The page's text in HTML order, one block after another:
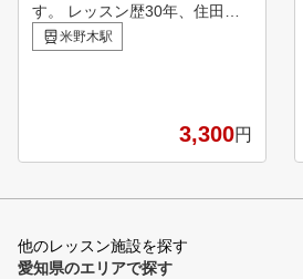
す。 レッスン歴30年、住田安
朗です。お客様の問題解決が出
来ますよう最大限ご協力致しま
米野木駅
3,300円
他のレッスン施設を探す
愛知県のエリアで探す